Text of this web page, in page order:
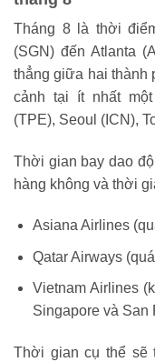
Tháng 8 là thời
(SGN) đến Atlanta
thẳng giữa hai thành
cảnh tại ít nhất
(TPE), Seoul (ICN),
Thời gian bay dao
hàng không và thời
Asiana Airlines
Qatar Airways
Vietnam Airlines
Singapore và San
Thời gian cụ thể sẽ